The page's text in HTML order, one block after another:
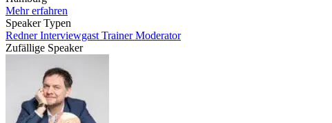
Mehr erfahren
Speaker Typen
RednerInterviewgast TrainerModerator
Zufällige Speaker